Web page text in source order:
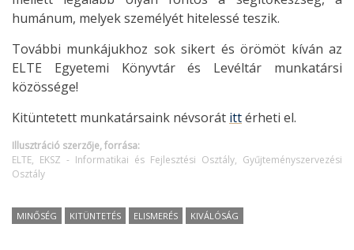
humánum, melyek személyét hitelessé teszik.
További munkájukhoz sok sikert és örömöt kíván az
ELTE Egyetemi Könyvtár és Levéltár munkatársi
közössége!
Kitüntetett munkatársaink névsorát ittérheti el.
Illusztráció szerzője, forrása:
ELTE, EKSZ - Informatikai és Fejlesztési Osztály, Gyűjteményszervezési
Osztály
MINŐSÉG KITÜNTETÉS ELISMERÉS KIVÁLÓSÁG